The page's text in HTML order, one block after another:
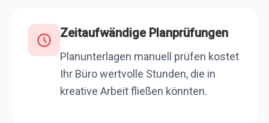
Zeitaufwändige Planprüfungen
Planunterlagen manuell prüfen kostet
Ihr Büro wertvolle Stunden, die in
kreative Arbeit fließen könnten.